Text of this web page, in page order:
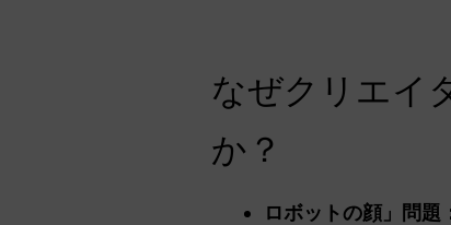
なぜクリエイ
か？
ロボットの顔」問題